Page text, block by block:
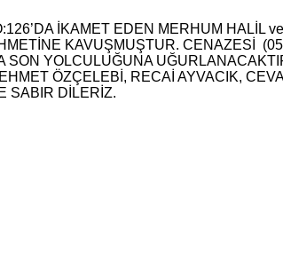
İKAMET EDEN MERHUM HALİL
KAVUŞMUŞTUR. CENAZESİ
YOLCULUĞUNA
ÖZÇELEBİ, RECAİ AYVACIK,
SABIR DİLERİZ.